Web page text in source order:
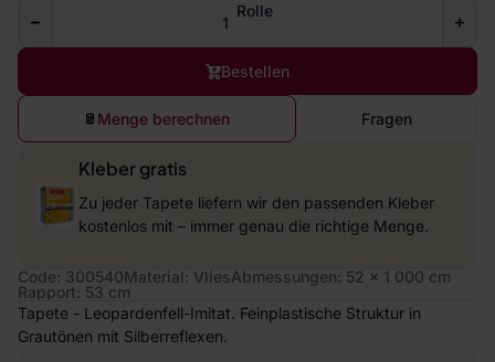
Rolle
Bestellen
Menge berechnen Fragen
Kleber gratis
Zu jeder Tapete liefern wir den passenden Kleber
kostenlos mit – immer genau die richtige Menge.
Code: 300540Material: VliesAbmessungen: 52 x 1 000 cm
Rapport: 53 cm
Tapete - Leopardenfell-Imitat. Feinplastische Struktur in
Grautönen mit Silberreflexen.